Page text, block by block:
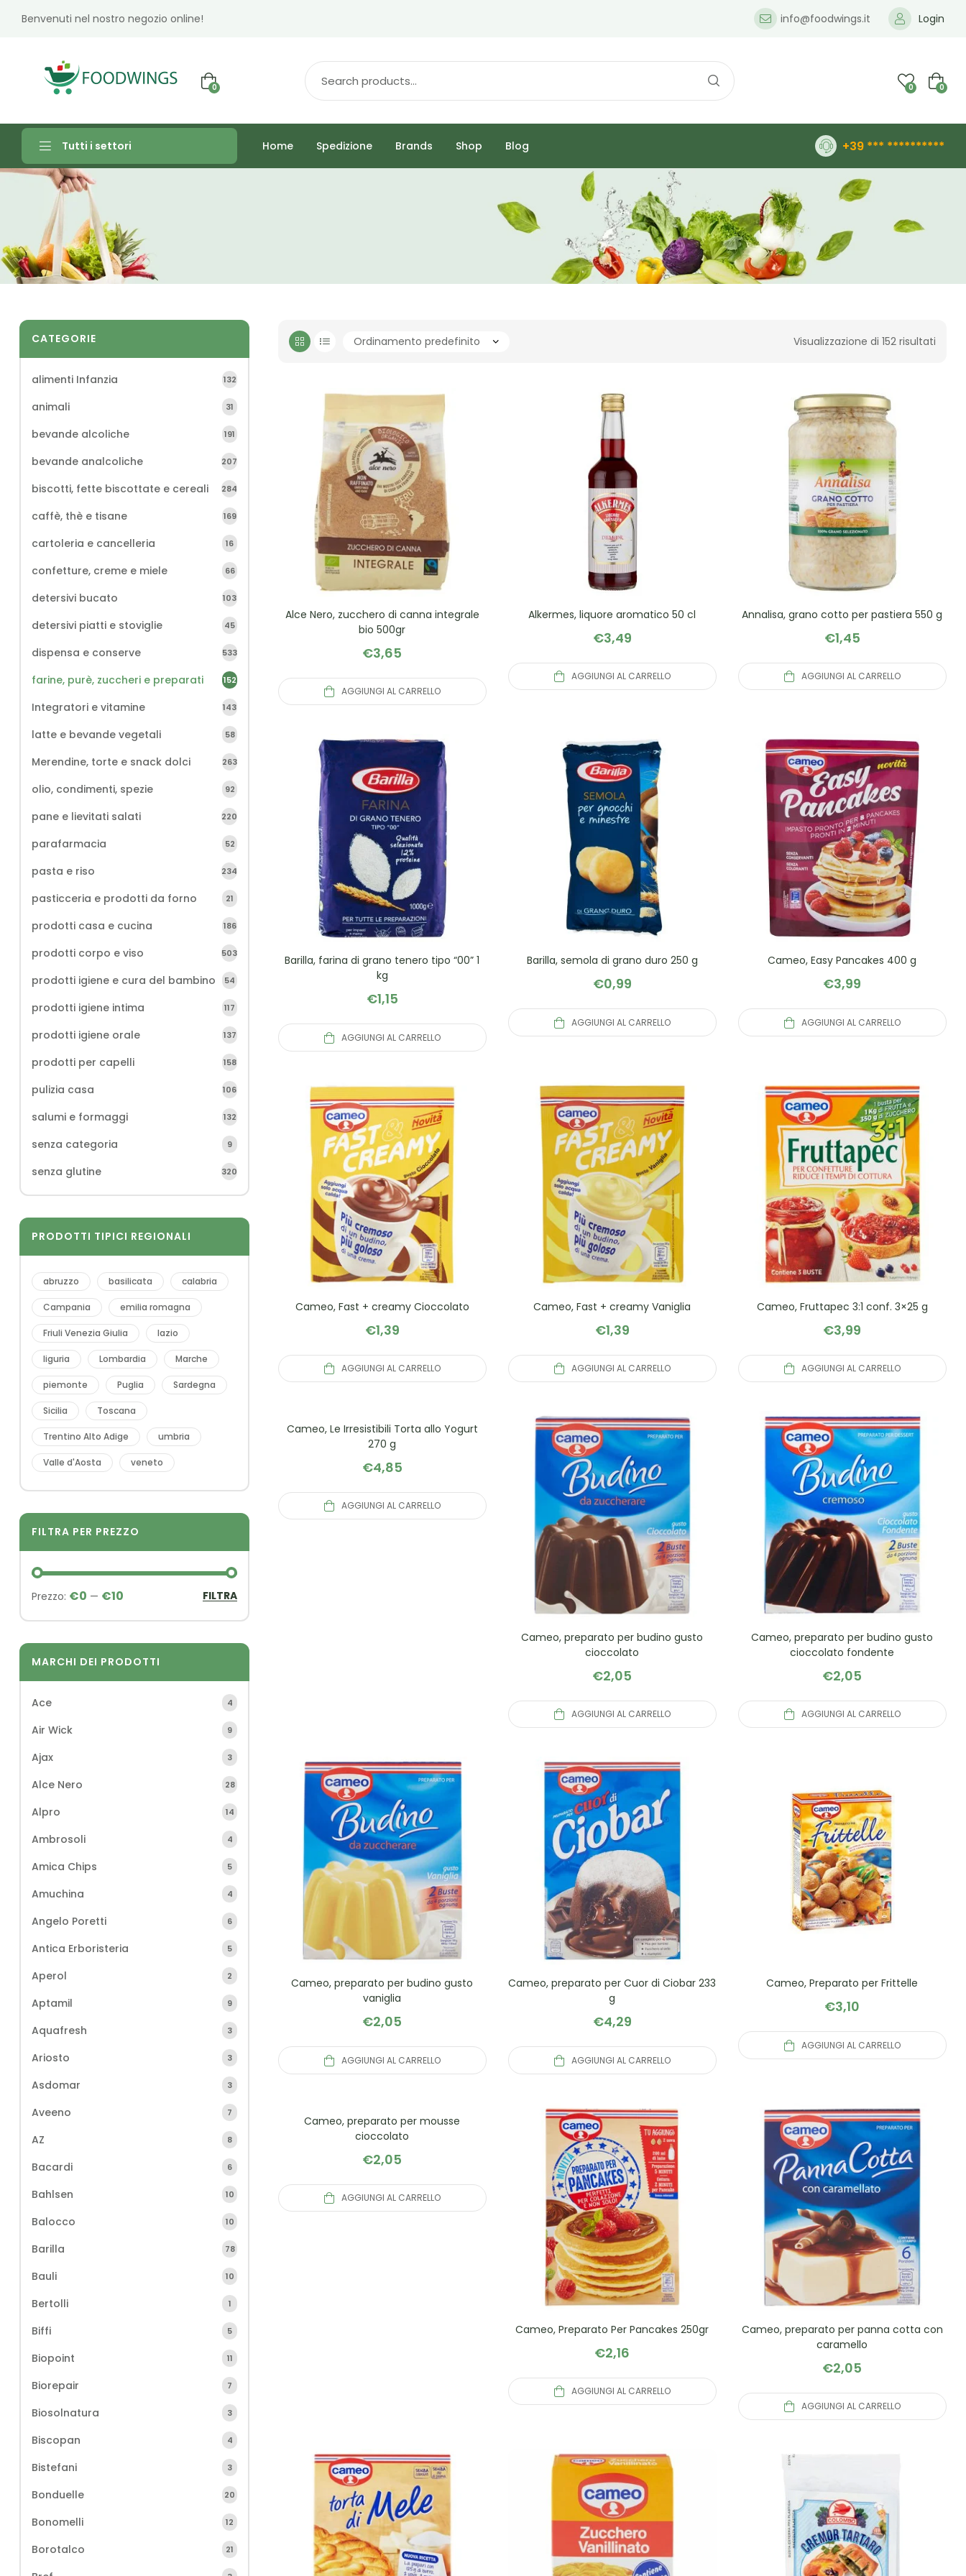
Benvenuti nel nostro negozio online! info@foodwings.it Login
0 0 0
Tutti i settori Home Spedizione Brands Shop Blog +39 *** **********
Visualizzazione di 152 risultati
Alce Nero, zucchero di canna integrale
bio 500gr
€3,65
AGGIUNGI AL CARRELLO
Alkermes, liquore aromatico 50 cl
€3,49
AGGIUNGI AL CARRELLO
Annalisa, grano cotto per pastiera 550 g
€1,45
AGGIUNGI AL CARRELLO
Barilla, farina di grano tenero tipo “00” 1
kg
€1,15
AGGIUNGI AL CARRELLO
Barilla, semola di grano duro 250 g
€0,99
AGGIUNGI AL CARRELLO
Cameo, Easy Pancakes 400 g
€3,99
AGGIUNGI AL CARRELLO
Cameo, Fast + creamy Cioccolato
€1,39
AGGIUNGI AL CARRELLO
Cameo, Fast + creamy Vaniglia
€1,39
AGGIUNGI AL CARRELLO
Cameo, Fruttapec 3:1 conf. 3×25 g
€3,99
AGGIUNGI AL CARRELLO
Cameo, Le Irresistibili Torta allo Yogurt
270 g
€4,85
AGGIUNGI AL CARRELLO
Cameo, preparato per budino gusto
cioccolato
€2,05
AGGIUNGI AL CARRELLO
Cameo, preparato per budino gusto
cioccolato fondente
€2,05
AGGIUNGI AL CARRELLO
Cameo, preparato per budino gusto
vaniglia
€2,05
AGGIUNGI AL CARRELLO
Cameo, preparato per Cuor di Ciobar 233
g
€4,29
AGGIUNGI AL CARRELLO
Cameo, Preparato per Frittelle
€3,10
AGGIUNGI AL CARRELLO
Cameo, preparato per mousse
cioccolato
€2,05
AGGIUNGI AL CARRELLO
Cameo, Preparato Per Pancakes 250gr
€2,16
AGGIUNGI AL CARRELLO
Cameo, preparato per panna cotta con
caramello
€2,05
AGGIUNGI AL CARRELLO
CATEGORIE
alimenti Infanzia 132
animali 31
bevande alcoliche 191
bevande analcoliche 207
biscotti, fette biscottate e cereali 284
caffè, thè e tisane 169
cartoleria e cancelleria 16
confetture, creme e miele 66
detersivi bucato 103
detersivi piatti e stoviglie 45
dispensa e conserve 533
farine, purè, zuccheri e preparati 152
Integratori e vitamine 143
latte e bevande vegetali 58
Merendine, torte e snack dolci 263
olio, condimenti, spezie 92
pane e lievitati salati 220
parafarmacia 52
pasta e riso 234
pasticceria e prodotti da forno 21
prodotti casa e cucina 186
prodotti corpo e viso 503
prodotti igiene e cura del bambino 54
prodotti igiene intima 117
prodotti igiene orale 137
prodotti per capelli 158
pulizia casa 106
salumi e formaggi 132
senza categoria 9
senza glutine 320
PRODOTTI TIPICI REGIONALI
abruzzo basilicata calabria
Campania emilia romagna
Friuli Venezia Giulia lazio
liguria Lombardia Marche
piemonte Puglia Sardegna
Sicilia Toscana
Trentino Alto Adige umbria
Valle d'Aosta veneto
FILTRA PER PREZZO
FILTRA
Prezzo: €0 — €10
MARCHI DEI PRODOTTI
Ace 4
Air Wick 9
Ajax 3
Alce Nero 28
Alpro 14
Ambrosoli 4
Amica Chips 5
Amuchina 4
Angelo Poretti 6
Antica Erboristeria 5
Aperol 2
Aptamil 9
Aquafresh 3
Ariosto 3
Asdomar 3
Aveeno 7
AZ 8
Bacardi 6
Bahlsen 10
Balocco 10
Barilla 78
Bauli 10
Bertolli 1
Biffi 5
Biopoint 11
Biorepair 7
Biosolnatura 3
Biscopan 4
Bistefani 3
Bonduelle 20
Bonomelli 12
Borotalco 21